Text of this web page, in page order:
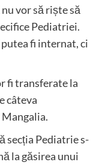
vor să riște să
Pediatriei.
fi internat, ci
fi transferate la
câteva
secția Pediatrie s-
la găsirea unui